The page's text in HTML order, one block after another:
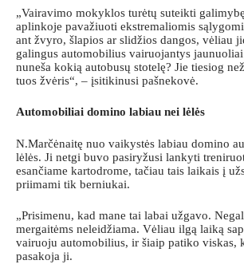
„Vairavimo mokyklos turėtų suteikti
aplinkoje pavažiuoti ekstremaliomis
ant žvyro, šlapios ar slidžios dangos, vėliau
galingus automobilius vairuojantys
nuneša kokią autobusų stotelę? Jie tiesiog
tuos žvėris“, – įsitikinusi pašnekovė.
Automobiliai domino labiau nei lėlės
N.Marčėnaitę nuo vaikystės labiau domino
lėlės. Ji netgi buvo pasiryžusi lankyti
esančiame kartodrome, tačiau tais laikais į
priimami tik berniukai.
„Prisimenu, kad mane tai labai užgavo.
mergaitėms neleidžiama. Vėliau ilgą laiką
vairuoju automobilius, ir šiaip patiko viskas,
pasakoja ji.